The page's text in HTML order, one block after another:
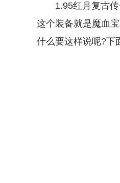
1.95红月复古传奇
这个装备就是魔血
什么要这样说呢?下